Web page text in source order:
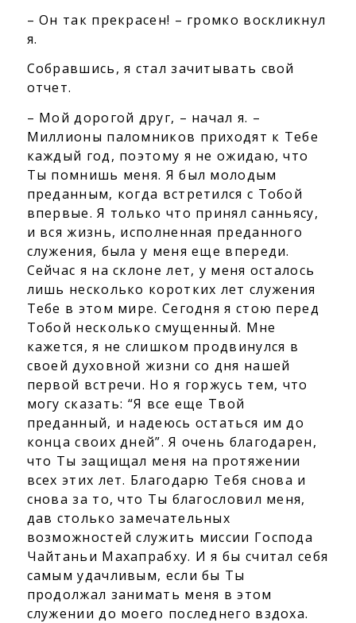
– Он так прекрасен! – громко воскликнул
я.
Собравшись, я стал зачитывать свой
отчет.
– Мой дорогой друг, – начал я. –
Миллионы паломников приходят к Тебе
каждый год, поэтому я не ожидаю, что
Ты помнишь меня. Я был молодым
преданным, когда встретился с Тобой
впервые. Я только что принял санньясу,
и вся жизнь, исполненная преданного
служения, была у меня еще впереди.
Сейчас я на склоне лет, у меня осталось
лишь несколько коротких лет служения
Тебе в этом мире. Сегодня я стою перед
Тобой несколько смущенный. Мне
кажется, я не слишком продвинулся в
своей духовной жизни со дня нашей
первой встречи. Но я горжусь тем, что
могу сказать: “Я все еще Твой
преданный, и надеюсь остаться им до
конца своих дней”. Я очень благодарен,
что Ты защищал меня на протяжении
всех этих лет. Благодарю Тебя снова и
снова за то, что Ты благословил меня,
дав столько замечательных
возможностей служить миссии Господа
Чайтаньи Махапрабху. И я бы считал себя
самым удачливым, если бы Ты
продолжал занимать меня в этом
служении до моего последнего вздоха.